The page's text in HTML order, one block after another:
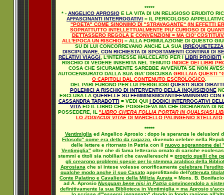
*****
* - ANGELICO APROSIOE LA VITA DI UN RELIGIOSO ERUDITO
AFFASCINANTI INTERROGATIVI = IL PERICOLOSO
"POETA" COME SINONIMO DI "STRAVAGANTE" (IN EFFETTI
SOPRATTUTTO INTELLETTUALMENTE PIU' CURIOSO DI
DETTASSERO REGOLA E CONVENZIONI = MA CIO'
ALL'EPOCA UN RISCHIO)= ALLA FORMULAZIONE DI QUESTO
SU DI LUI CONCORREVANO ANCHE LA SUA IRREQUIETEZZA
DISCIPLINARE, CON RICHIESTA DI SPOSTAMENTI CONTINUI DI
RELATIVI VIAGGI , L'INTERESSE MALCELATO PER I LIBRI PROIBITI
RISCHIO DI VEDERE INSERITA NEL TEMUTO INDICE DEI LIBRI
COSA CHE SICURAMENTE SAREBBE AVVENUTA SE NON
AUTOCENSURATO DALLA SUA GIA' DISCUSSA GRILLAIA QUESTI
O CAPITOLI DAL CONTENUTO ESCROLOGICO
DEL PARI FURONO PER LUI PERIGLIOSI QUESTI SUOI
POLEMICI A RISCHIO DI INTERVENTO DELLA INQUISIZIONE
ESCLUSA LA QUERELLE SU FEMMINISMO/ANTIFEMMINISMO CON
CASSANDRA TARABOTTI= VEDI QUI I DODICI INTERROGATIVI
VITAED IL LIBRO CHE POSSEDEVA MA CHE DICHIARAVA DI
POSSEDERE, IL "LIBRO CH'ERA FOLLIA PORTAR IN QUALSIASI
LO ZODIACUS VITAE DI MARCELLO PALINGENIO STELLATO
*****
Ventimiglia ed Angelico Aprosio : dopo le speranze le delusioni
Filosofo" come era detto da ragazzo , divenuto celebre nella
delle lettere e ritornato in Patria con il nuovo soprannome del
Ventimiglia" oltre che di fama letteraria ornato di cariche
stemmi e titoli sia nobiliari che cavallereschi = proprio quelli che
gli crearono problemi specie per lo stemma araldico della
Aprosiana che si intese volesse onorificamente celebrare
qualche modo anche il suo Casatoapprofittando dell'ottenuta
Conte Palatino e Cavaliere della Milizia Aurata = Mons. B.
ad A. Aprosio Nusquam bene nisi in Patria convincendolo a
definitivamente la sua Biblioteca in Ventimiglia = ma Aprosio